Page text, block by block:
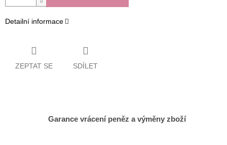
Detailní informace
ZEPTAT SE SDÍLET
Garance vrácení peněz a výměny zboží